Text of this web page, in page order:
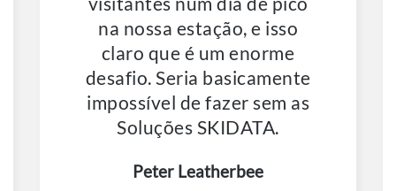
na nossa estação, e isso
claro que é um enorme
desafio. Seria basicamente
impossível de fazer sem as
Soluções SKIDATA.
Peter Leatherbee